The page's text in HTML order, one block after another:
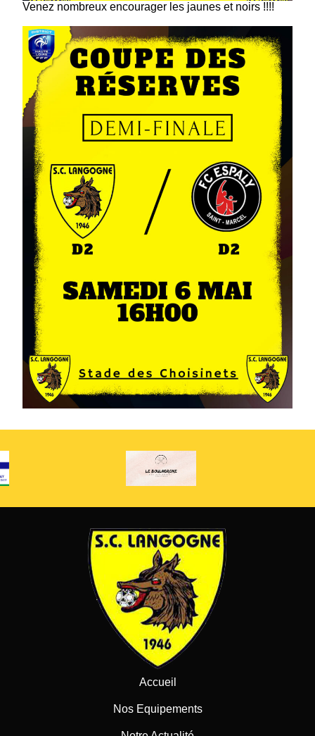
Venez nombreux encourager les jaunes et noirs !!!!
Accueil
Nos Equipements